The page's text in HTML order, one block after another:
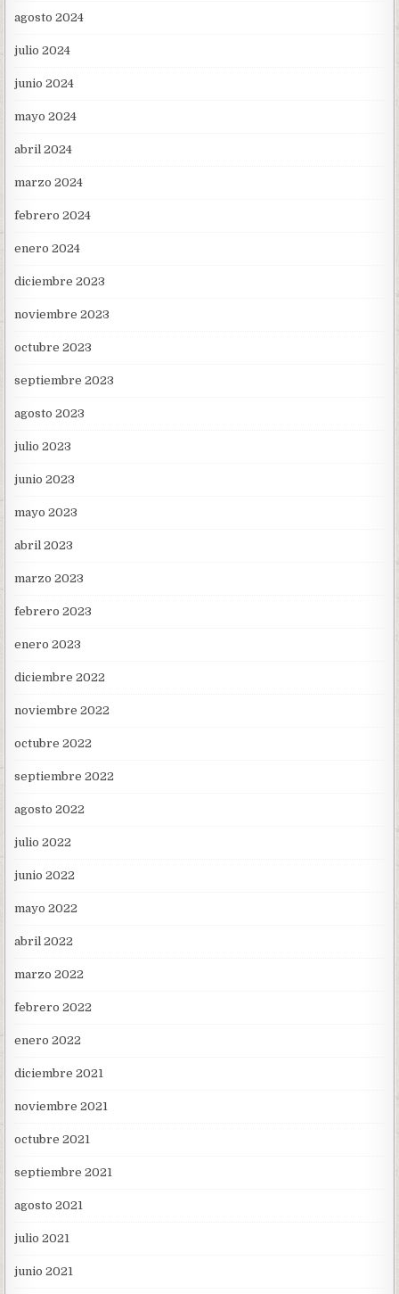
agosto 2024
julio 2024
junio 2024
mayo 2024
abril 2024
marzo 2024
febrero 2024
enero 2024
diciembre 2023
noviembre 2023
octubre 2023
septiembre 2023
agosto 2023
julio 2023
junio 2023
mayo 2023
abril 2023
marzo 2023
febrero 2023
enero 2023
diciembre 2022
noviembre 2022
octubre 2022
septiembre 2022
agosto 2022
julio 2022
junio 2022
mayo 2022
abril 2022
marzo 2022
febrero 2022
enero 2022
diciembre 2021
noviembre 2021
octubre 2021
septiembre 2021
agosto 2021
julio 2021
junio 2021